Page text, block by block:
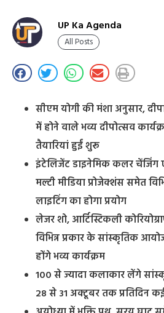
UP Ka Agenda
All Posts
सीएम योगी की मंशा अनुसार,
में होने वाले भव्य दीपोत्सव
तैयारियां हुईं शुरू
इंटेलिजेंट डाइनेमिक कलर चेंजिंग
मल्टी मीडिया प्रोजेक्शंस समेत
लाइटिंग का होगा प्रयोग
लेजर शो, आर्टिस्टिकली
विभिन्न प्रकार के सांस्कृतिक
होंगे भव्य कार्यक्रम
100 से ज्यादा कलाकार लेंगे
28 से 31 अक्टूबर तक प्रतिदिन